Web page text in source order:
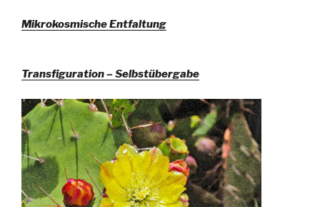
Mikrokosmische Entfaltung
Transfiguration – Selbstübergabe